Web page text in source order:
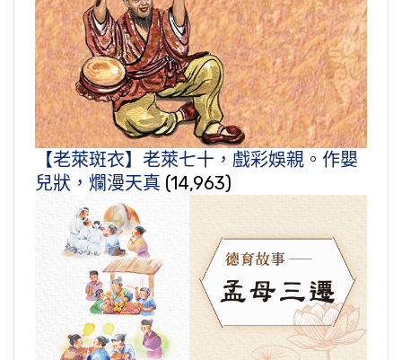
【老萊斑衣】老萊七十，戲彩娛親。作嬰
兒狀，爛漫天真 (14,963)